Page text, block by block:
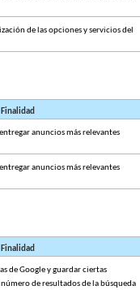
de las opciones y servicios del
Finalidad
anuncios más relevantes
anuncios más relevantes
Finalidad
de Google y guardar ciertas
de resultados de la búsqueda